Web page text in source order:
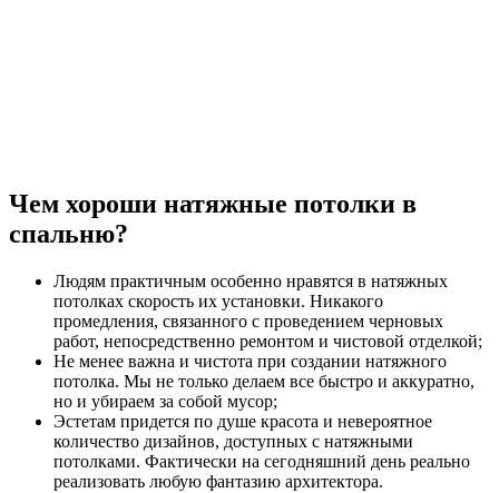
Чем хороши натяжные потолки в
спальню?
Людям практичным особенно нравятся в натяжных
потолках скорость их установки. Никакого
промедления, связанного с проведением черновых
работ, непосредственно ремонтом и чистовой отделкой;
Не менее важна и чистота при создании натяжного
потолка. Мы не только делаем все быстро и аккуратно,
но и убираем за собой мусор;
Эстетам придется по душе красота и невероятное
количество дизайнов, доступных с натяжными
потолками. Фактически на сегодняшний день реально
реализовать любую фантазию архитектора.